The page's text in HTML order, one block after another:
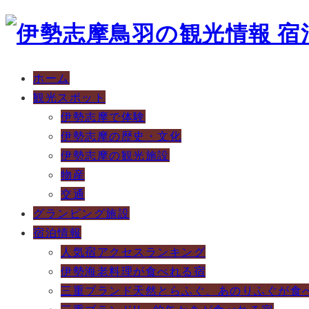
ホーム
観光スポット
伊勢志摩で体験
伊勢志摩の歴史・文化
伊勢志摩の観光施設
物産
交通
グランピング施設
宿泊情報
人気宿アクセスランキング
伊勢海老料理が食べれる宿
三重ブランド天然とらふぐ、あのりふぐが食